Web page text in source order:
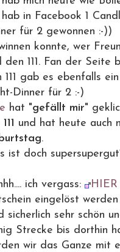
hab in Facebook 1
für 2 gewonnen :-))
konnte, wer
den 111. Fan der Seite
111 gab es ebenfalls
Dinner für 2 :-)
hat "gefällt mir"
und hat heute auch
.
ist doch
ich vergass: HIER
eingelöst
sicherlich sehr schön
Strecke bis dorthin
wir das Ganze mit